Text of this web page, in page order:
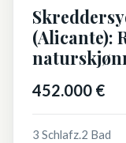
(Alicante):
452.000 €
3 Schlafz.2 Bad